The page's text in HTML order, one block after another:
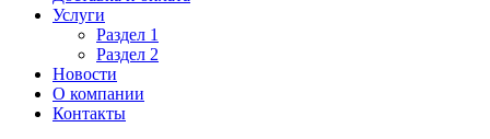
Услуги
Раздел 1
Раздел 2
Новости
О компании
Контакты